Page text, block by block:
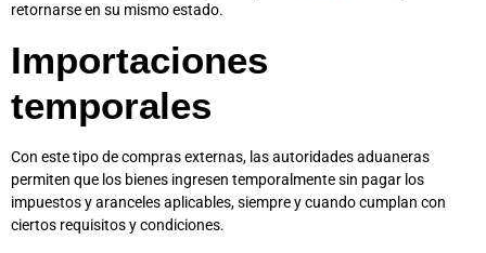
retornarse en su mismo estado.
Importaciones
temporales
Con este tipo de compras externas, las autoridades aduaneras
permiten que los bienes ingresen temporalmente sin pagar los
impuestos y aranceles aplicables, siempre y cuando cumplan con
ciertos requisitos y condiciones.